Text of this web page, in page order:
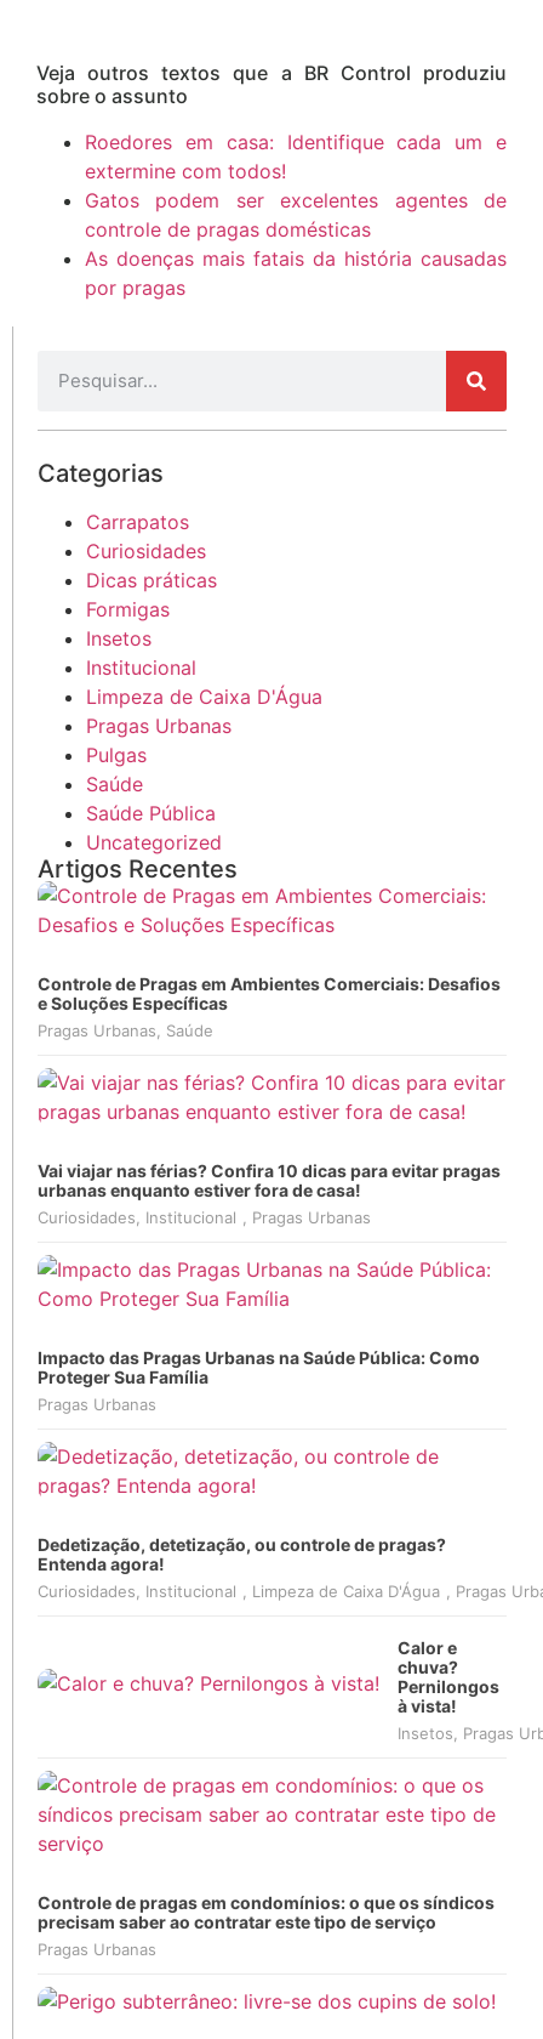
Veja outros textos que a BR Control produziu
sobre o assunto
Roedores em casa: Identifique cada um e
extermine com todos!
Gatos podem ser excelentes agentes de
controle de pragas domésticas
As doenças mais fatais da história causadas
por pragas
Categorias
Carrapatos
Curiosidades
Dicas práticas
Formigas
Insetos
Institucional
Limpeza de Caixa D'Água
Pragas Urbanas
Pulgas
Saúde
Saúde Pública
Uncategorized
Artigos Recentes
Controle de Pragas em Ambientes Comerciais: Desafios
e Soluções Específicas
Pragas Urbanas Saúde
Vai viajar nas férias? Confira 10 dicas para evitar pragas
urbanas enquanto estiver fora de casa!
Curiosidades Institucional Pragas Urbanas
Impacto das Pragas Urbanas na Saúde Pública: Como
Proteger Sua Família
Pragas Urbanas
Dedetização, detetização, ou controle de pragas?
Entenda agora!
Curiosidades Institucional Limpeza de Caixa D'Água Pragas
Calor e
chuva?
Pernilongos
à vista!
Insetos Pragas
Controle de pragas em condomínios: o que os síndicos
precisam saber ao contratar este tipo de serviço
Pragas Urbanas